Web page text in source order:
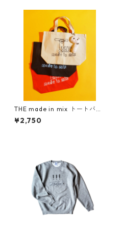
THE made in mix トートバッ
グ
¥2,750